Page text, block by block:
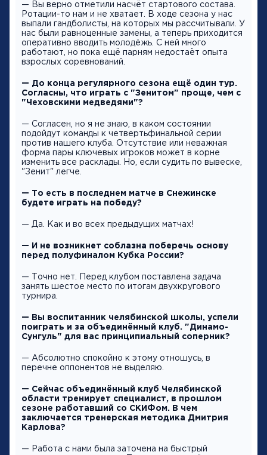
— Вы верно отметили насчёт стартового состава.
Ротации-то нам и не хватает. В ходе сезона у нас
выпали гандболисты, на которых мы рассчитывали. У
нас были равноценные замены, а теперь приходится
оперативно вводить молодёжь. С ней много
работают, но пока ещё парням недостаёт опыта
взрослых соревнований.
— До конца регулярного сезона ещё один тур.
Согласны, что играть с "Зенитом" проще, чем с
"Чеховскими медведями"?
— Согласен, но я не знаю, в каком состоянии
подойдут команды к четвертьфинальной серии
против нашего клуба. Отсутствие или неважная
форма пары ключевых игроков может в корне
изменить все расклады. Но, если судить по вывеске,
"Зенит" легче.
— То есть в последнем матче в Снежинске
будете играть на победу?
— Да. Как и во всех предыдущих матчах!
— И не возникнет соблазна поберечь основу
перед полуфиналом Кубка России?
— Точно нет. Перед клубом поставлена задача
занять шестое место по итогам двухкругового
турнира.
— Вы воспитанник челябинской школы, успели
поиграть и за объединённый клуб. "Динамо-
Сунгуль" для вас принципиальный соперник?
— Абсолютно спокойно к этому отношусь, в
перечне оппонентов не выделяю.
— Сейчас объединённый клуб Челябинской
области тренирует специалист, в прошлом
сезоне работавший со СКИФом. В чем
заключается тренерская методика Дмитрия
Карлова?
— Работа с нами была заточена на быстрый